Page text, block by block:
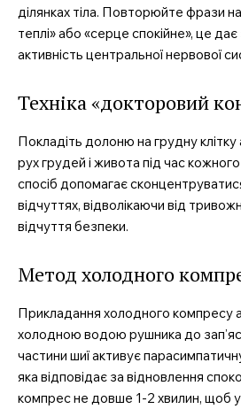
ділянках тіла. Повторюйте фрази на
теплі» або «серце спокійне», це
активність центральної нервової
Техніка «докторовий
Покладіть долоню на грудну клітку
рух грудей і живота під час
спосіб допомагає
відчуттях, відволікаючи від
відчуття безпеки.
Метод холодного
Прикладання холодного компресу
холодною водою рушника до
частини шиї активує
яка відповідає за відновлення
компрес не довше 1-2 хвилин, щоб